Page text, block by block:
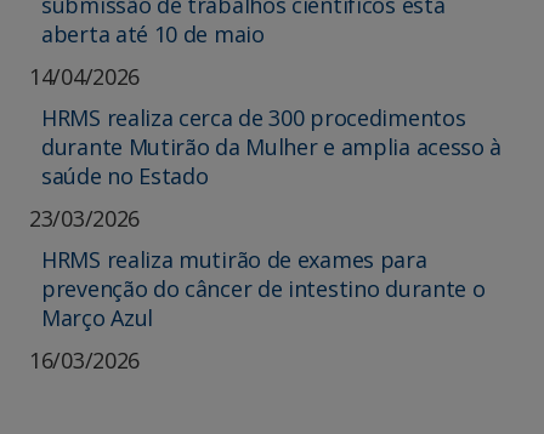
aberta até 10 de maio
14/04/2026
HRMS realiza cerca de 300 procedimentos
durante Mutirão da Mulher e amplia acesso à
saúde no Estado
23/03/2026
HRMS realiza mutirão de exames para
prevenção do câncer de intestino durante o
Março Azul
16/03/2026